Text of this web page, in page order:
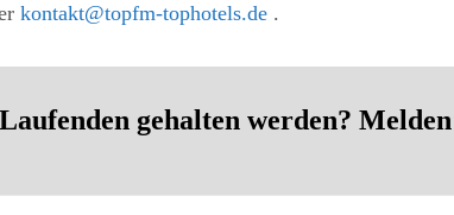
kontakt@topfm-tophotels.de .
gehalten werden?